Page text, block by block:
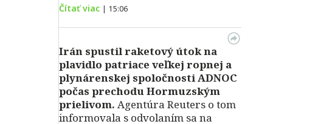
Čítať viac | 15:06
Irán spustil raketový útok na
plavidlo patriace veľkej ropnej a
plynárenskej spoločnosti ADNOC
počas prechodu Hormuzským
prielivom. Agentúra Reuters o tom
informovala s odvolaním sa na